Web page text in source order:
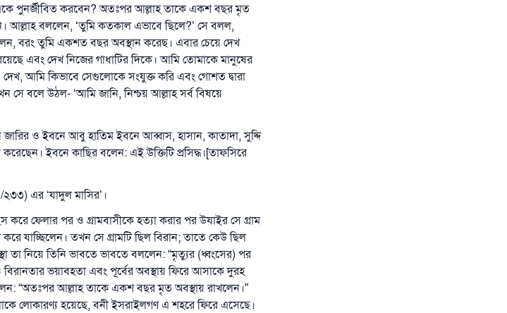
পুনর্জীবিত করবেন? অতঃপর আল্লাহ তাকে একশ বছর মৃত
আল্লাহ বললেন, ‘তুমি কতকাল এভাবে ছিলে?’ সে বলল,
বরং তুমি একশত বছর অবস্থান করেছ। এবার চেয়ে দেখ
এবং দেখ নিজের গাধাটির দিকে। আমি তোমাকে মানুষের
দেখ, আমি কিভাবে সেগুলোকে সংযুক্ত করি এবং গোশত দ্বারা
বলে উঠল- ‘আমি জানি, নিশ্চয় আল্লাহ সর্ব বিষয়ে
জারির ও ইবনে আবু হাতিম ইবনে আব্বাস, হাসান, কাতাদা, সুদ্দি
ইবনে কাছির বলেন: এই উক্তিটি প্রসিদ্ধ।[তাফসিরে
এর ‘যাদুল মাসির’।
করে ফেলার পর ও গ্রামবাসীকে হত্যা করার পর উযাইর সে গ্রাম
যাচ্ছিলেন। তখন সে গ্রামটি ছিল বিরান; তাতে কেউ ছিল
তা নিয়ে তিনি ভাবতে ভাবতে বললেন: “মৃত্যুর (ধ্বংসের) পর
ভয়াবহতা এবং পূর্বের অবস্থায় ফিরে আসাকে দুরহ
“অতঃপর আল্লাহ তাকে একশ বছর মৃত অবস্থায় রাখলেন।”
লোকারণ্য হয়েছে, বনী ইসরাইলগণ এ শহরে ফিরে এসেছে।
একটি বিবাহ রক্ষা করেছিল।
আমাদেরকে সহযোগিতা করুন
আলাইহি ওয়া সাল্লাম বলেছেন
সে সৎকর্মকারীর সমান সওয়াব পাবে
শরীক হোন